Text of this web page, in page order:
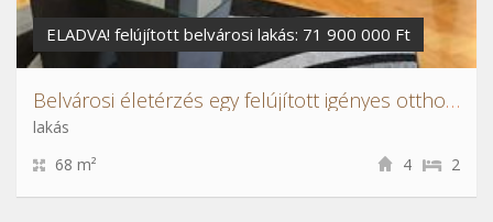
ELADVA! felújított belvárosi lakás: 71 900 000 Ft
Belvárosi életérzés egy felújított igényes otthonban
lakás
68 m²
2
4